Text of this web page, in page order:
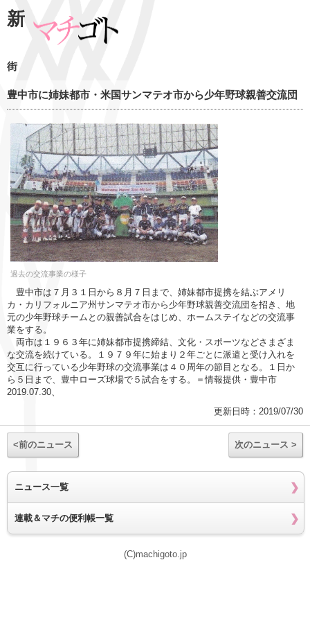
新
街
豊中市に姉妹都市・米国サンマテオ市から少年野球親善交流団
過去の交流事業の様子
豊中市は７月３１日から８月７日まで、姉妹都市提携を結ぶアメリ
カ・カリフォルニア州サンマテオ市から少年野球親善交流団を招き、地
元の少年野球チームとの親善試合をはじめ、ホームステイなどの交流事
業をする。
両市は１９６３年に姉妹都市提携締結、文化・スポーツなどさまざま
な交流を続けている。１９７９年に始まり２年ごとに派遣と受け入れを
交互に行っている少年野球の交流事業は４０周年の節目となる。１日か
ら５日まで、豊中ローズ球場で５試合をする。＝情報提供・豊中市
2019.07.30、
更新日時：2019/07/30
<前のニュース 次のニュース >
ニュース一覧
連載＆マチの便利帳一覧
(C)machigoto.jp